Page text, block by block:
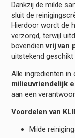
Dankzij de milde
sluit de
Hierdoor wordt de
verzorgd, terwijl
bovendienvrij van
uitstekend geschikt
Alle ingrediënten in
milieuvriendelijk
aan een
Voordelen van
Milde